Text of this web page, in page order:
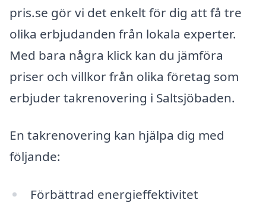
pris.se gör vi det enkelt för dig att få tre
olika erbjudanden från lokala experter.
Med bara några klick kan du jämföra
priser och villkor från olika företag som
erbjuder takrenovering i Saltsjöbaden.
En takrenovering kan hjälpa dig med
följande:
Förbättrad energieffektivitet